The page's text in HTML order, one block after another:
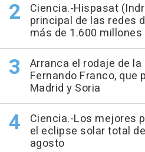
Ciencia.-Hispasat
principal de las redes
más de 1.600 millones
Arranca el rodaje de
Fernando Franco, que
Madrid y Soria
Ciencia.-Los mejores
el eclipse solar total
agosto